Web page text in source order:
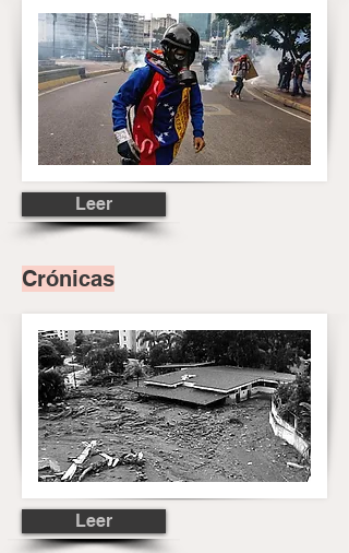
Leer
Crónicas
Leer